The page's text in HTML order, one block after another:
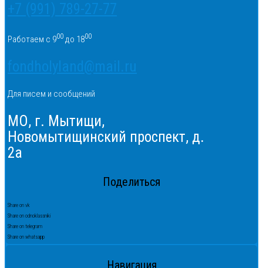
+7 (991) 789-27-77
Работаем с 900 до 1800
fondholyland@mail.ru
Для писем и сообщений
МО, г. Мытищи,
Новомытищинский проспект, д.
2а
Поделиться
Share on vk
Share on odnoklassniki
Share on telegram
Share on whatsapp